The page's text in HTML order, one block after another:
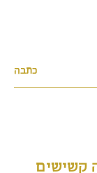
כתבה
קשישים